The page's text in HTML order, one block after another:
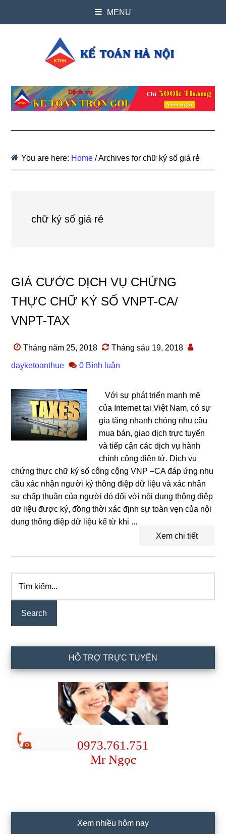
MENU
You are here: Home /Archives for chữ ký số giá rẻ
chữ ký số giá rẻ
GIÁ CƯỚC DỊCH VỤ CHỨNG
THỰC CHỮ KÝ SỐ VNPT-CA/
VNPT-TAX
Tháng năm 25, 2018 Tháng sáu 19, 2018
dayketoanthue 0 Bình luận
Với sự phát triển mạnh mẽ
của Internet tại Việt Nam, có sự
gia tăng nhanh chóng nhu cầu
mua bán, giao dịch trực tuyến
và tiếp cận các dịch vụ hành
chính công điện tử. Dịch vụ
chứng thực chữ ký số công cộng VNP –CA đáp ứng nhu
cầu xác nhận người ký thông điệp dữ liệu và xác nhận
sự chấp thuận của người đó đối với nội dung thông điệp
dữ liệu được ký, đồng thời xác định sự toàn vẹn của nội
dung thông điệp dữ liệu kể từ khi ...
Xem chi tiết
Primary
Sidebar
kiếm...
HỖ TRỢ TRỰC TUYẾN
0973.761.751
Mr Ngọc
Xem nhiều hôm nay